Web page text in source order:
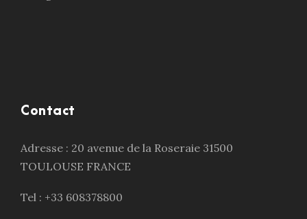
Contact
Adresse : 20 avenue de la Roseraie 31500
TOULOUSE FRANCE
Tel : +33 608378800